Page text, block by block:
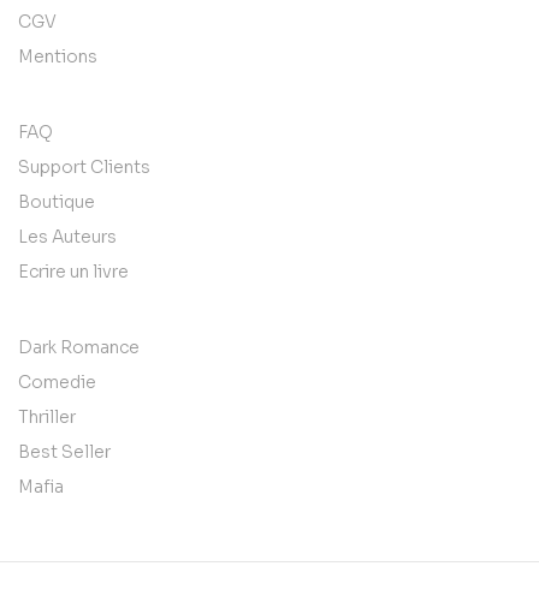
CGV
Mentions
FAQ
Support Clients
Boutique
Les Auteurs
Ecrire un livre
Dark Romance
Comedie
Thriller
Best Seller
Mafia